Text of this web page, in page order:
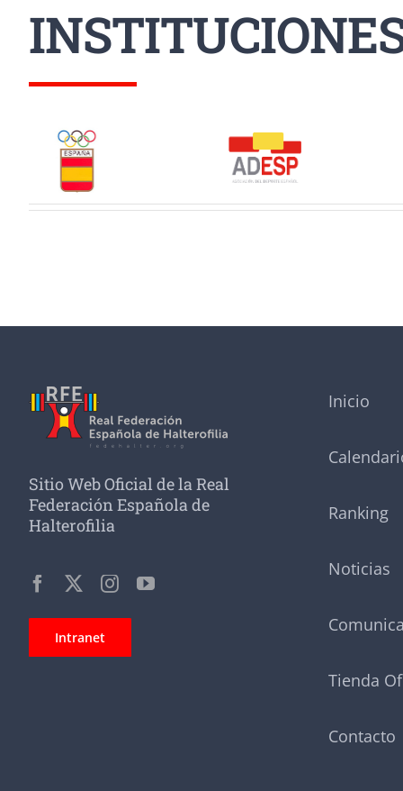
Sitio Web Oficial de la Real
Federación Española de
Halterofilia
Intranet
Inicio
Ranking
Noticias
Tienda
Contacto